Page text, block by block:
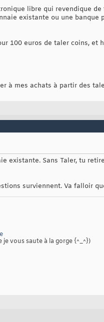
libre qui revendique
existante ou une banque
100 euros de taler coins, et
à mes achats à partir des
existante. Sans Taler, tu
surviennent. Va falloir
vous saute à la gorge {^_^})